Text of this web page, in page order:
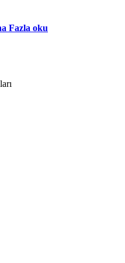
Fazla oku